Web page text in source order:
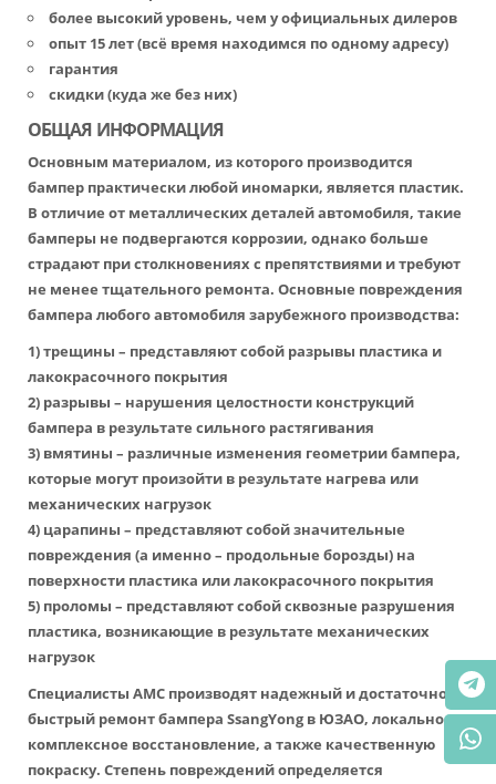
более высокий уровень, чем у официальных дилеров
опыт 15 лет (всё время находимся по одному адресу)
гарантия
скидки (куда же без них)
ОБЩАЯ ИНФОРМАЦИЯ
Основным материалом, из которого производится
бампер практически любой иномарки, является пластик.
В отличие от металлических деталей автомобиля, такие
бамперы не подвергаются коррозии, однако больше
страдают при столкновениях с препятствиями и требуют
не менее тщательного ремонта. Основные повреждения
бампера любого автомобиля зарубежного производства:
1) трещины – представляют собой разрывы пластика и
лакокрасочного покрытия
2) разрывы – нарушения целостности конструкций
бампера в результате сильного растягивания
3) вмятины – различные изменения геометрии бампера,
которые могут произойти в результате нагрева или
механических нагрузок
4) царапины – представляют собой значительные
повреждения (а именно – продольные борозды) на
поверхности пластика или лакокрасочного покрытия
5) проломы – представляют собой сквозные разрушения
пластика, возникающие в результате механических
нагрузок
Специалисты АМС производят надежный и достаточно
быстрый ремонт бампера SsangYong в ЮЗАО, локальное и
комплексное восстановление, а также качественную
покраску. Степень повреждений определяется